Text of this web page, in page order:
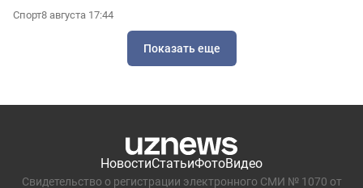
Спорт8 августа 17:44
Показать еще
НовостиСтатьиФотоВидео
Свидетельство о регистрации электронного СМИ № 1070 от